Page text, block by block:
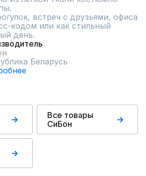
встреч с друзьями, офиса
кодом или как стильный
день.
Беларусь
Все товары
СиБон